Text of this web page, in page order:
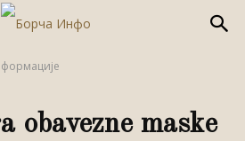
obavezne maske